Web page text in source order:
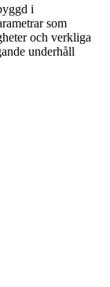
i
som
och verkliga
underhåll